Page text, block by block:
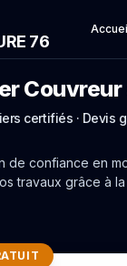
76
Couvreur
certifiés · Devis
de confiance en
travaux grâce à